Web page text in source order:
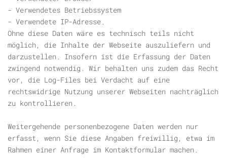
- Verwendetes Betriebssystem
- Verwendete IP-Adresse.
Ohne diese Daten wäre es technisch teils nicht
möglich, die Inhalte der Webseite auszuliefern und
darzustellen. Insofern ist die Erfassung der Daten
zwingend notwendig. Wir behalten uns zudem das Recht
vor, die Log-Files bei Verdacht auf eine
rechtswidrige Nutzung unserer Webseiten nachträglich
zu kontrollieren.
Weitergehende personenbezogene Daten werden nur
erfasst, wenn Sie diese Angaben freiwillig, etwa im
Rahmen einer Anfrage im Kontaktformular machen.